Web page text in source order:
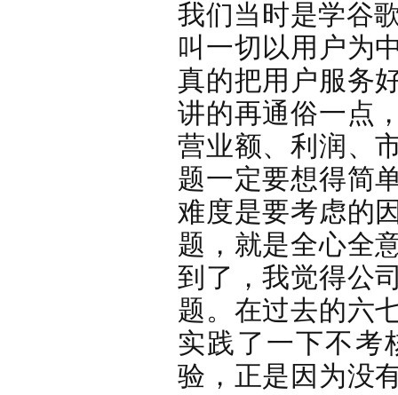
我们当时是学谷
叫一切以用户为
真的把用户服务
讲的再通俗一点
营业额、利润、
题一定要想得简
难度是要考虑的
题，就是全心全
到了，我觉得公
题。在过去的六
实践了一下不考
验，正是因为没